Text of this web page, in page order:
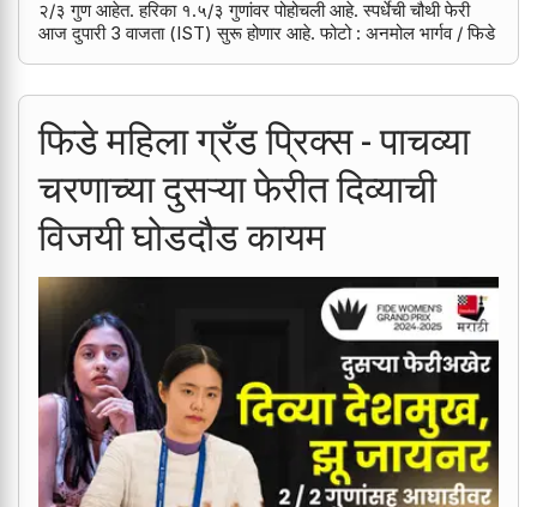
२/३ गुण आहेत. हरिका १.५/३ गुणांवर पोहोचली आहे. स्पर्धेची चौथी फेरी
आज दुपारी 3 वाजता (IST) सुरू होणार आहे. फोटो : अनमोल भार्गव / फिडे
फिडे महिला ग्रँड प्रिक्स - पाचव्या
चरणाच्या दुसऱ्या फेरीत दिव्याची
विजयी घोडदौड कायम